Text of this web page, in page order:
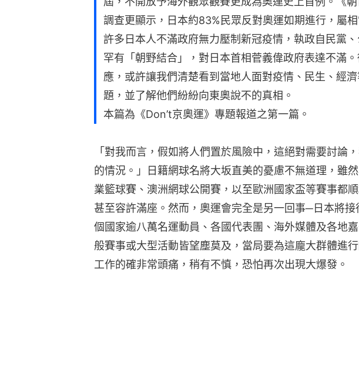
調查更顯示，日本約83%民眾反對奧運如期進行，屬相
許多日本人不滿政府無力壓制新冠疫情，執政自民黨
罕有「朝野結合」，對日本首相菅義偉政府表達不滿
應，或許讓我們清楚看到當地人面對疫情、民生、經
題，並了解他們紛紛向東奧說不的真相。
本篇為《Don’t京奧運》專題報道之第一篇。
「對我而言，假如將人們置於風險中，這絕對需要討論
的情況。」日籍網球名將大坂直美的憂慮不無道理，雖
業籃球賽、澳洲網球公開賽，以至歐洲國家盃等賽事都
甚至容許滿座。然而，奧運會完全是另一回事─日本將
個國家逾八萬名運動員、各國代表團、海外媒體及各地
般賽事或大型活動皆望塵莫及，當局要為這龐大群體進
工作的確非常頭痛，稍有不慎，恐怕再次出現大爆發。